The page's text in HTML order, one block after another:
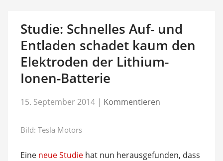
Studie: Schnelles Auf- und
Entladen schadet kaum den
Elektroden der Lithium-
Ionen-Batterie
15. September 2014 | Kommentieren
Bild: Tesla Motors
Eine neue Studiehat nun herausgefunden, dass